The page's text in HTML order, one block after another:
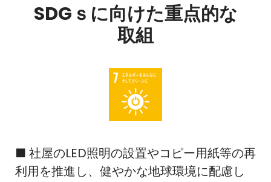
SDGｓに向けた重点的な
取組
■ 社屋のLED照明の設置やコピー用紙等の再
利用を推進し、健やかな地球環境に配慮し